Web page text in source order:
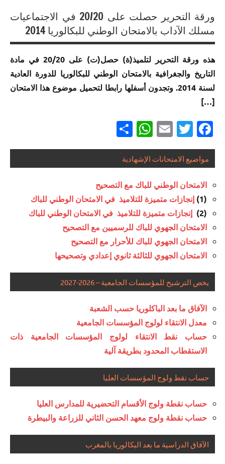
متميزة
في
الوطني
للبكالوريا
مسلك
الآداب
إنجازات
الامتحان
الموحد
الوطني
للبكالوريا
المسالك
متميزة
في
الموحد
الوطني
للبكالوريا
مسلك
الآداب
ورقة التحرير حصلت على 20/20 في الاجتماعيات
مسلك الآداب بالامتحان الوطني للبكالوريا 2014
هذه ورقة التحرير لتلميذ(ة) حصل(ت) على 20/20 في مادة
التاريخ والجغرافية بالامتحان الوطني للبكالوريا للدورة العادية
لسنة 2014. وتجدون أسفلها رابطا لتحميل موضوع هذا الامتحان
[…]
Facebook
Twitter
Email
WhatsApp
إنجازات
في
الامتحان
الموحد
الوطني
للبكالوريا
لجميع
إنجازات
متميزة
في
الامتحان
الوطني
للبكالوريا
مسلك
الآداب
مواضيع الامتحانات الإشهادية
الامتحان الوطني للباك مع التصحيح
(1)
إنجازات متميزة للتلاميذ في الامتحان الوطني للباك
(2)
إنجازات متميزة للتلاميذ في الامتحان الوطني للباك
الامتحان الجهوي للباك للرسميين مع التصحيح
الامتحان الجهوي للباك للأحرار مع التصحيح
الامتحان الجهوي للثالثة ثانوي إعدادي وتصحيحها
يخص الترشيح للمؤسسات الجامعية – 2026-2027
الآفاق ما بعد الباكلوريا حسب الشعبة
معدل الانتقاء لولوج المؤسسات الجامعية
حساب نقط الانتقاء لولوج المؤسسات الجامعية ذات
الاستقطاب المحدود بطريقة آلية
حساب نقط ولوج المؤسسات العليا
حساب نقطة ولوج الأقسام التحضيرية للمدارس العليا
حساب نقطة ولوج معهد الحسن الثاني للزراعة والبيطرة
الآفاق الدراسية ما بعد البكالوريا بالمغرب